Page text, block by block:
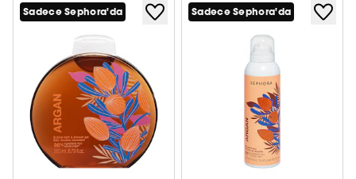
Sadece Sephora'da Sadece Sephora'da